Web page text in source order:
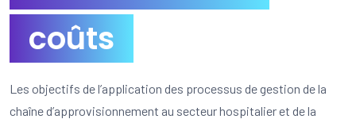
coûts
Les objectifs de l’application des processus de gestion de la
chaîne d’approvisionnement au secteur hospitalier et de la